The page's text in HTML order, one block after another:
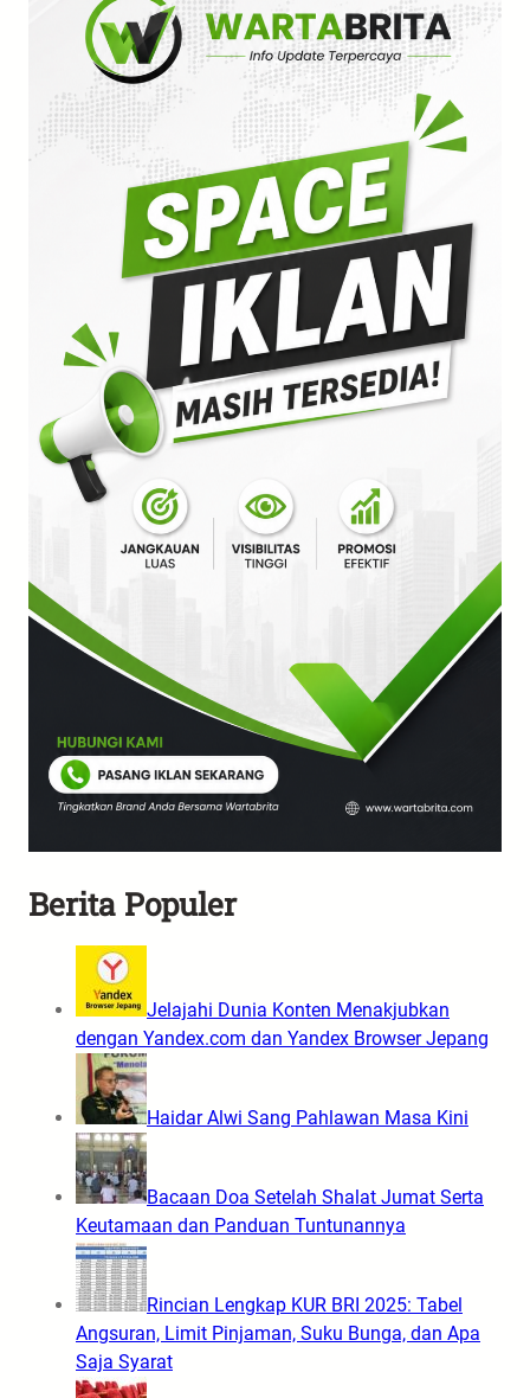
Berita Populer
Jelajahi Dunia Konten Menakjubkan
dengan Yandex.com dan Yandex Browser Jepang
Haidar Alwi Sang Pahlawan Masa Kini
Bacaan Doa Setelah Shalat Jumat Serta
Keutamaan dan Panduan Tuntunannya
Rincian Lengkap KUR BRI 2025: Tabel
Angsuran, Limit Pinjaman, Suku Bunga, dan Apa
Saja Syarat